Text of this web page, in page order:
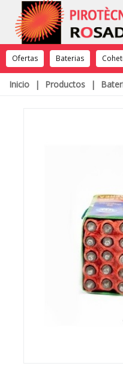
Ofertas Baterias
Inicio | Productos |